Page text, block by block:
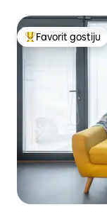
Glavni favorit
Favorit gostiju